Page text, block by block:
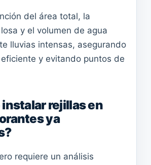
del área total, la
y el volumen de agua
lluvias intensas, asegurando
y evitando puntos de
instalar rejillas en
ya
requiere un análisis